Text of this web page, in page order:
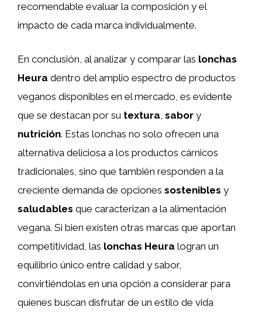
recomendable evaluar la composición y el
impacto de cada marca individualmente.
En conclusión, al analizar y comparar las lonchas
Heura dentro del amplio espectro de productos
veganos disponibles en el mercado, es evidente
que se destacan por su textura sabor y
nutrición. Estas lonchas no solo ofrecen una
alternativa deliciosa a los productos cárnicos
tradicionales, sino que también responden a la
creciente demanda de opciones sostenibles y
saludables que caracterizan a la alimentación
vegana. Si bien existen otras marcas que aportan
competitividad, las lonchas Heura logran un
equilibrio único entre calidad y sabor,
convirtiéndolas en una opción a considerar para
quienes buscan disfrutar de un estilo de vida